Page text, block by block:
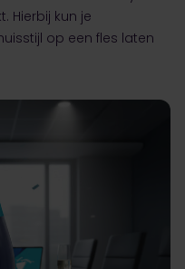
Hierbij kun je
op een fles laten